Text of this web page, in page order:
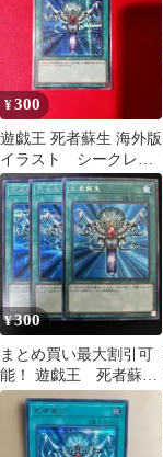
¥300
遊戯王 死者蘇生 海外版
イラスト シークレッ
ト
¥300
まとめ買い最大割引可
能！ 遊戯王 死者蘇
生 シークレット 絵